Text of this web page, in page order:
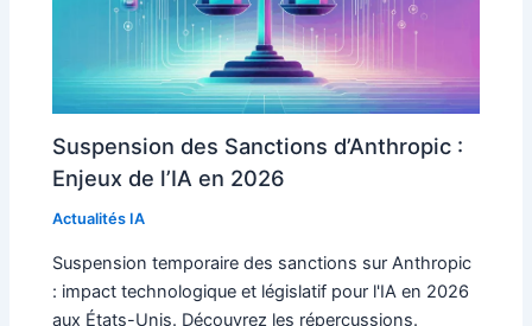
Suspension des Sanctions d’Anthropic :
Enjeux de l’IA en 2026
Actualités IA
Suspension temporaire des sanctions sur Anthropic
: impact technologique et législatif pour l'IA en 2026
aux États-Unis. Découvrez les répercussions.